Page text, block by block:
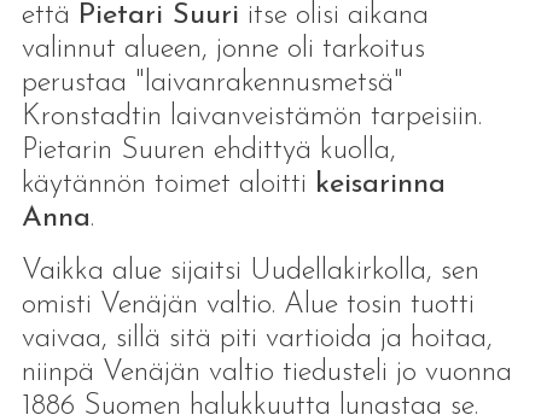
että Pietari Suuri itse olisi aikana
valinnut alueen, jonne oli tarkoitus
perustaa "laivanrakennusmetsä"
Kronstadtin laivanveistämön tarpeisiin.
Pietarin Suuren ehdittyä kuolla,
käytännön toimet aloitti keisarinna
Anna.
Vaikka alue sijaitsi Uudellakirkolla, sen
omisti Venäjän valtio. Alue tosin tuotti
vaivaa, sillä sitä piti vartioida ja hoitaa,
niinpä Venäjän valtio tiedusteli jo vuonna
1886 Suomen halukkuutta lunastaa se.